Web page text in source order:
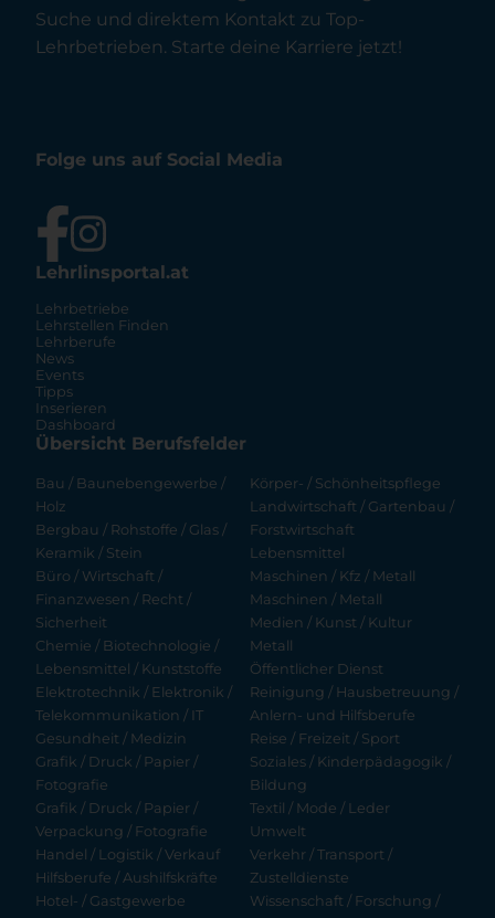
Suche und direktem Kontakt zu Top-
Lehrbetrieben. Starte deine Karriere jetzt!
Folge uns auf Social Media
Lehrlinsportal.at
Lehrbetriebe
Lehrstellen Finden
Lehrberufe
News
Events
Tipps
Inserieren
Dashboard
Übersicht Berufsfelder
Bau / Baunebengewerbe /
Holz
Bergbau / Rohstoffe / Glas /
Keramik / Stein
Büro / Wirtschaft /
Finanzwesen / Recht /
Sicherheit
Chemie / Biotechnologie /
Lebensmittel / Kunststoffe
Elektrotechnik / Elektronik /
Telekommunikation / IT
Gesundheit / Medizin
Grafik / Druck / Papier /
Fotografie
Grafik / Druck / Papier /
Verpackung / Fotografie
Handel / Logistik / Verkauf
Hilfsberufe / Aushilfskräfte
Hotel- / Gastgewerbe
Körper- / Schönheitspflege
Landwirtschaft / Gartenbau /
Forstwirtschaft
Lebensmittel
Maschinen / Kfz / Metall
Maschinen / Metall
Medien / Kunst / Kultur
Metall
Öffentlicher Dienst
Reinigung / Hausbetreuung /
Anlern- und Hilfsberufe
Reise / Freizeit / Sport
Soziales / Kinderpädagogik /
Bildung
Textil / Mode / Leder
Umwelt
Verkehr / Transport /
Zustelldienste
Wissenschaft / Forschung /